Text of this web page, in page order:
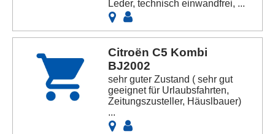
Leder, technisch einwandfrei, ...
Citroën C5 Kombi
BJ2002
sehr guter Zustand ( sehr gut
geeignet für Urlaubsfahrten,
Zeitungszusteller, Häuslbauer)
...